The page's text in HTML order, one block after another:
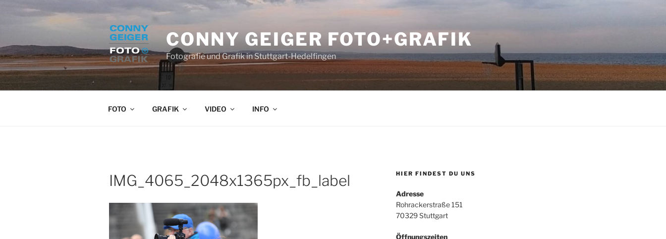
CONNY GEIGER FOTO+GRAFIK
Fotografie und Grafik in Stuttgart-Hedelfingen
FOTO GRAFIK VIDEO INFO
IMG_4065_2048x1365px_fb_label HIER FINDEST DU UNS
Adresse
Rohrackerstraße 151
70329 Stuttgart
Öffnungszeiten